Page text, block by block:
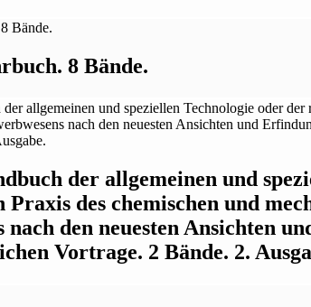
8 Bände.
der allgemeinen und
des chemischen und
nach den neuesten Ansichten
Vortrage. 2 Bände. 2.